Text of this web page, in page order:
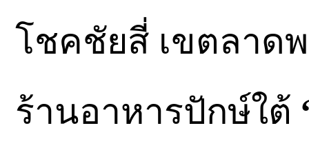
โชคชัยสี่ เขตลาด
ร้านอาหารปักษ์ใต้